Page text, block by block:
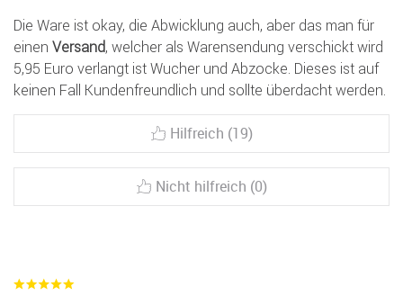
Die Ware ist okay, die Abwicklung auch, aber das man für
einen Versand, welcher als Warensendung verschickt wird
5,95 Euro verlangt ist Wucher und Abzocke. Dieses ist auf
keinen Fall Kundenfreundlich und sollte überdacht werden.
Hilfreich (19)
Nicht hilfreich (0)